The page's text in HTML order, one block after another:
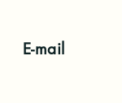
E-mail